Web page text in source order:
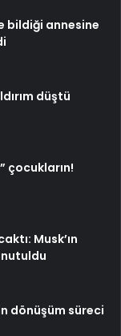
bildiği annesine
düştü
çocukların!
Musk’ın
dönüşüm süreci